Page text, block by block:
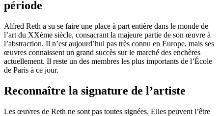
période
Alfred Reth a su se faire une place à part entière dans le monde de
l’art du XXème siècle, consacrant la majeure partie de son œuvre à
l’abstraction. Il n’est aujourd’hui pas très connu en Europe, mais ses
œuvres connaissent un grand succès sur le marché des enchères
actuellement. Il reste un des membres les plus importants de l’École
de Paris à ce jour.
Reconnaître la signature de l’artiste
Les œuvres de Reth ne sont pas toutes signées. Elles peuvent l’être